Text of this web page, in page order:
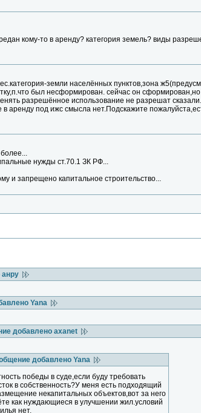
кому-то в аренду? категория земель? виды
земли населённых пунктов,зона
был несформирован. сейчас он
разрешённое использование не разрешат сказали.
в аренду под ижс смысла нет.Подскажите
нужды ст.70.1 ЗК РФ...
и запрещено капитальное строительство...
Yana
добавлено axanet
добавлено Yana
победы в суде,если буду требовать
в собственность?У меня есть подходящий
некапитальных объектов,вот за него
как нуждающиеся в улучшении жил.условий
нет.